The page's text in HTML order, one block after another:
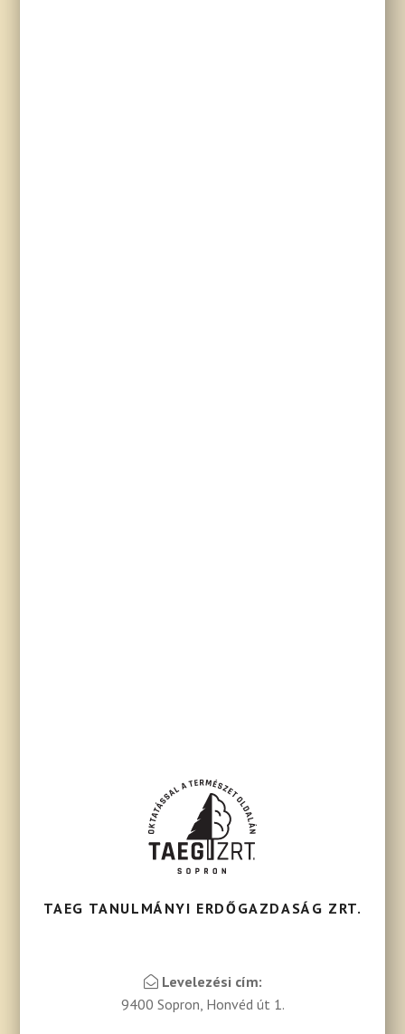
TAEG TANULMÁNYI ERDŐGAZDASÁG ZRT.
Levelezési cím:
9400 Sopron, Honvéd út 1.